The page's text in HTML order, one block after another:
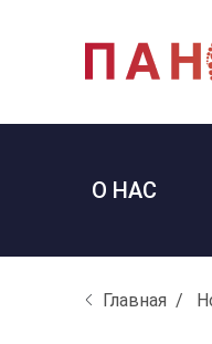
О НАС
Главная